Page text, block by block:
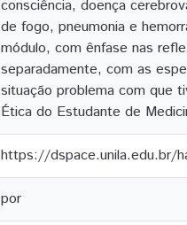
consciência, doença
de fogo, pneumonia e
módulo, com ênfase nas
separadamente, com as
situação problema com que
Ética do Estudante de
https://dspace.unila.edu.br/
por